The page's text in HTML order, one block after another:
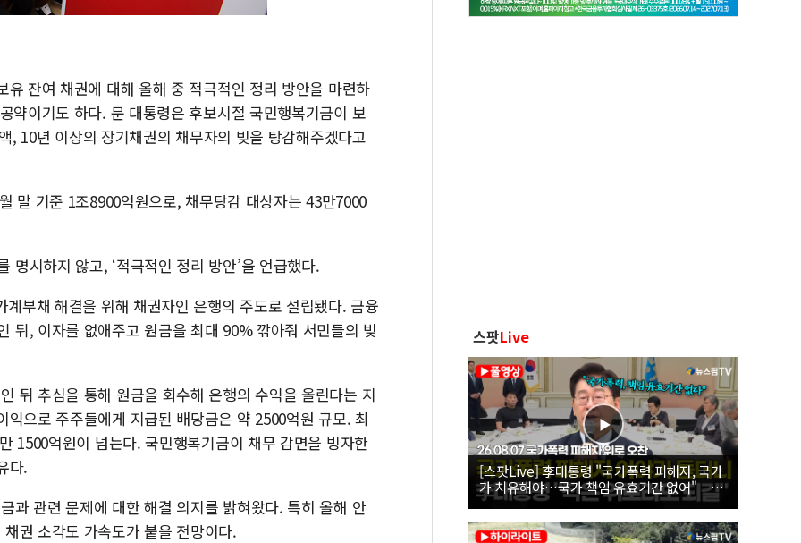
잔여 채권에 대해 올해 중 적극적인 정리 방안을 마련하
약이기도 하다. 문 대통령은 후보시절 국민행복기금이 보
, 10년 이상의 장기채권의 채무자의 빚을 탕감해주겠다고
말 기준 1조8900억원으로, 채무탕감 대상자는 43만7000
명시하지 않고, ‘적극적인 정리 방안’을 언급했다.
부채 해결을 위해 채권자인 은행의 주도로 설립됐다. 금융
뒤, 이자를 없애주고 원금을 최대 90% 깎아줘 서민들의 빚
뒤 추심을 통해 원금을 회수해 은행의 수익을 올린다는 지
으로 주주들에게 지급된 배당금은 약 2500억원 규모. 최
1500억원이 넘는다. 국민행복기금이 채무 감면을 빙자한
다.
과 관련 문제에 대한 해결 의지를 밝혀왔다. 특히 올해 안
권 소각도 가속도가 붙을 전망이다.
스팟Live
[스팟Live] 李대통령 "국가폭력 피해자, 국가
가 치유해야…국가 책임 유효기간 없어"｜
26.08.07 국가폭력 피해자 위로 오찬